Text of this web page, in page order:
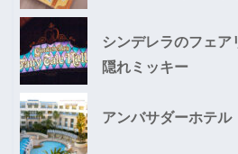
シンデレラのフェ
隠れミッキー
アンバサダーホテ